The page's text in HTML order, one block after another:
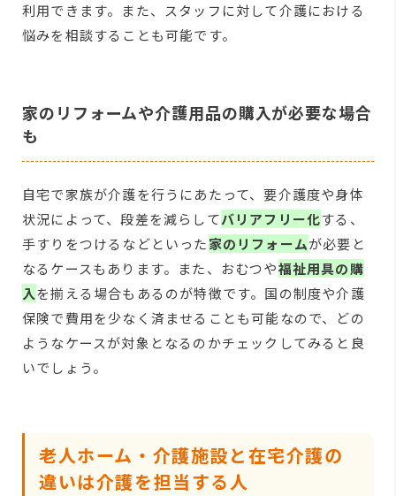
利用できます。また、スタッフに対して介護における
悩みを相談することも可能です。
家のリフォームや介護用品の購入が必要な場合
も
自宅で家族が介護を行うにあたって、要介護度や身体
状況によって、段差を減らしてバリアフリー化する、
手すりをつけるなどといった家のリフォームが必要と
なるケースもあります。また、おむつや福祉用具の購
入を揃える場合もあるのが特徴です。国の制度や介護
保険で費用を少なく済ませることも可能なので、どの
ようなケースが対象となるのかチェックしてみると良
いでしょう。
老人ホーム・介護施設と在宅介護の
違いは介護を担当する人